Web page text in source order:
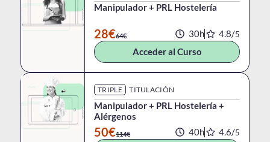
Manipulador + PRL Hostelería
28€64€ 30h 4.8/5
Acceder al Curso
TRIPLE TITULACIÓN
Manipulador + PRL Hostelería +
Alérgenos
50€114€ 40h 4.6/5